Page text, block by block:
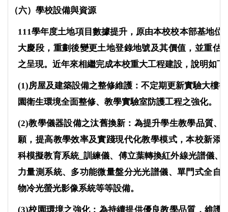
（六）學校設備與資源
111學年度土地項目數據提升，原由本校校本部基地位
大慶段，重劃後變更土地登錄地號及其價值，並重估
之呈現。近年來相繼完成本校重大工程建設，說明如下
(1)房屋及建築設備之整修維護：不定期更新實驗大樓
園衛生環境全面整修、教學實驗室防護工程之強化。
(2)教學儀器設備之汰舊換新：為提升學生教學品質、
願，提高教學效率及實踐現代化教學模式，本校新添
科模擬教育系統_ 訓練儀、傅立葉轉換紅外線光譜儀、
力量測系統、多功能微量盤分光光譜儀、單門式全自
物冷光螢光影像系統等等設備。
(3)校園環境之強化：為持續提供優良教學品質，維護